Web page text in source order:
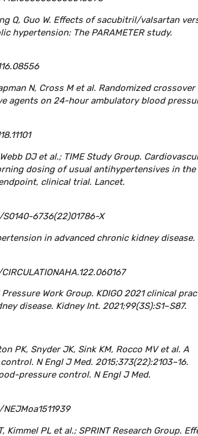
Q, Guo W. Effects of sacubitril/valsartan
hypertension: The PARAMETER study.
N, Cross M et al. Randomized
agents on 24-hour ambulatory blood
DJ et al.; TIME Study Group.
dosing of usual antihypertensives in the
clinical trial. Lancet.
6736(22)01786-X
in advanced chronic kidney disease.
Work Group. KDIGO 2021 clinical
disease. Kidney Int. 2021;99(3S):S1–S87.
PK, Snyder JK, Sink KM, Rocco MV et al. A
N Engl J Med. 2015;373(22):2103–16.
pressure control. N Engl J Med.
Kimmel PL et al.; SPRINT Research Group.